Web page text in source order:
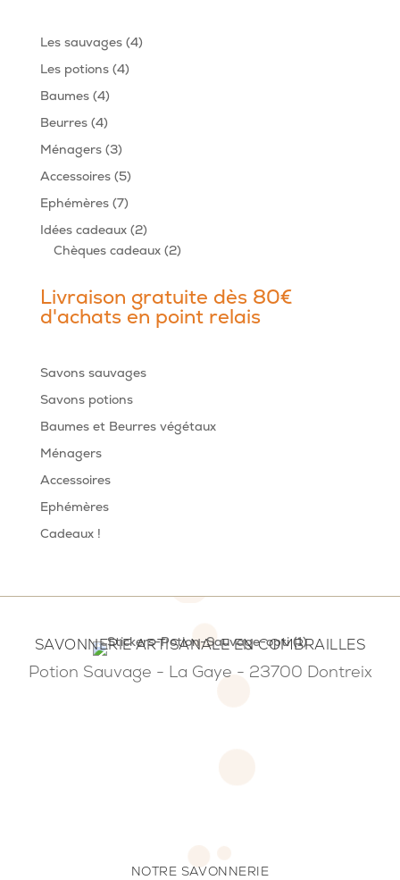
Les sauvages 44
Les potions 44
Baumes 44
produits
Beurres 44
produits
Ménagers 33
produits
Accessoires 55
produits
Ephémères 77
produits
Idées cadeaux 22
produits
Chèques cadeaux 22
Livraison gratuite dès 80€
d'achats en point relais
Savons sauvages
Savons potions
Baumes et Beurres végétaux
Ménagers
Accessoires
Ephémères
Cadeaux !
NOTRE SAVONNERIE
SAVONNERIE ARTISANALE EN COMBRAILLES
Potion Sauvage - La Gaye - 23700 Dontreix